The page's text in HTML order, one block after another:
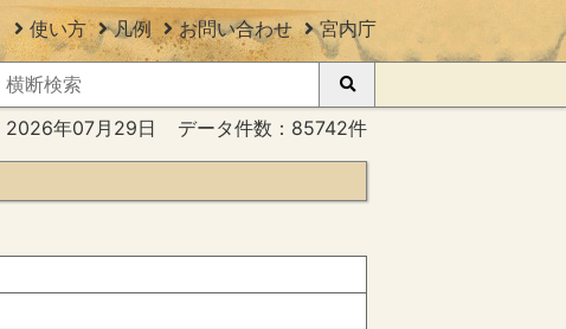
使い方 凡例 お問い合わせ 宮内庁
2026年07月29日 データ件数：85742件